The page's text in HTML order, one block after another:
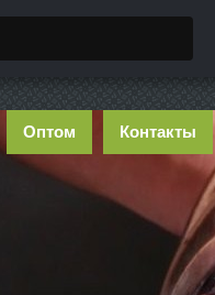
Оптом Контакты